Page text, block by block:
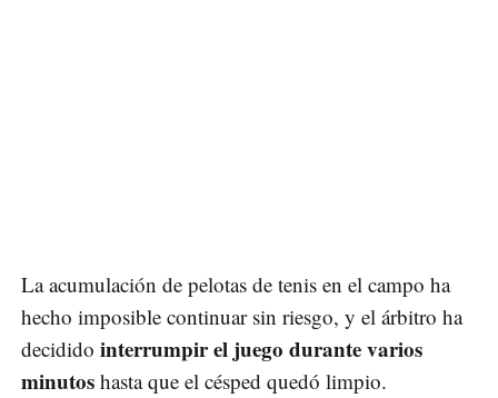
La acumulación de pelotas de tenis en el campo ha
hecho imposible continuar sin riesgo, y el árbitro ha
decidido interrumpir el juego durante varios
minutos hasta que el césped quedó limpio.